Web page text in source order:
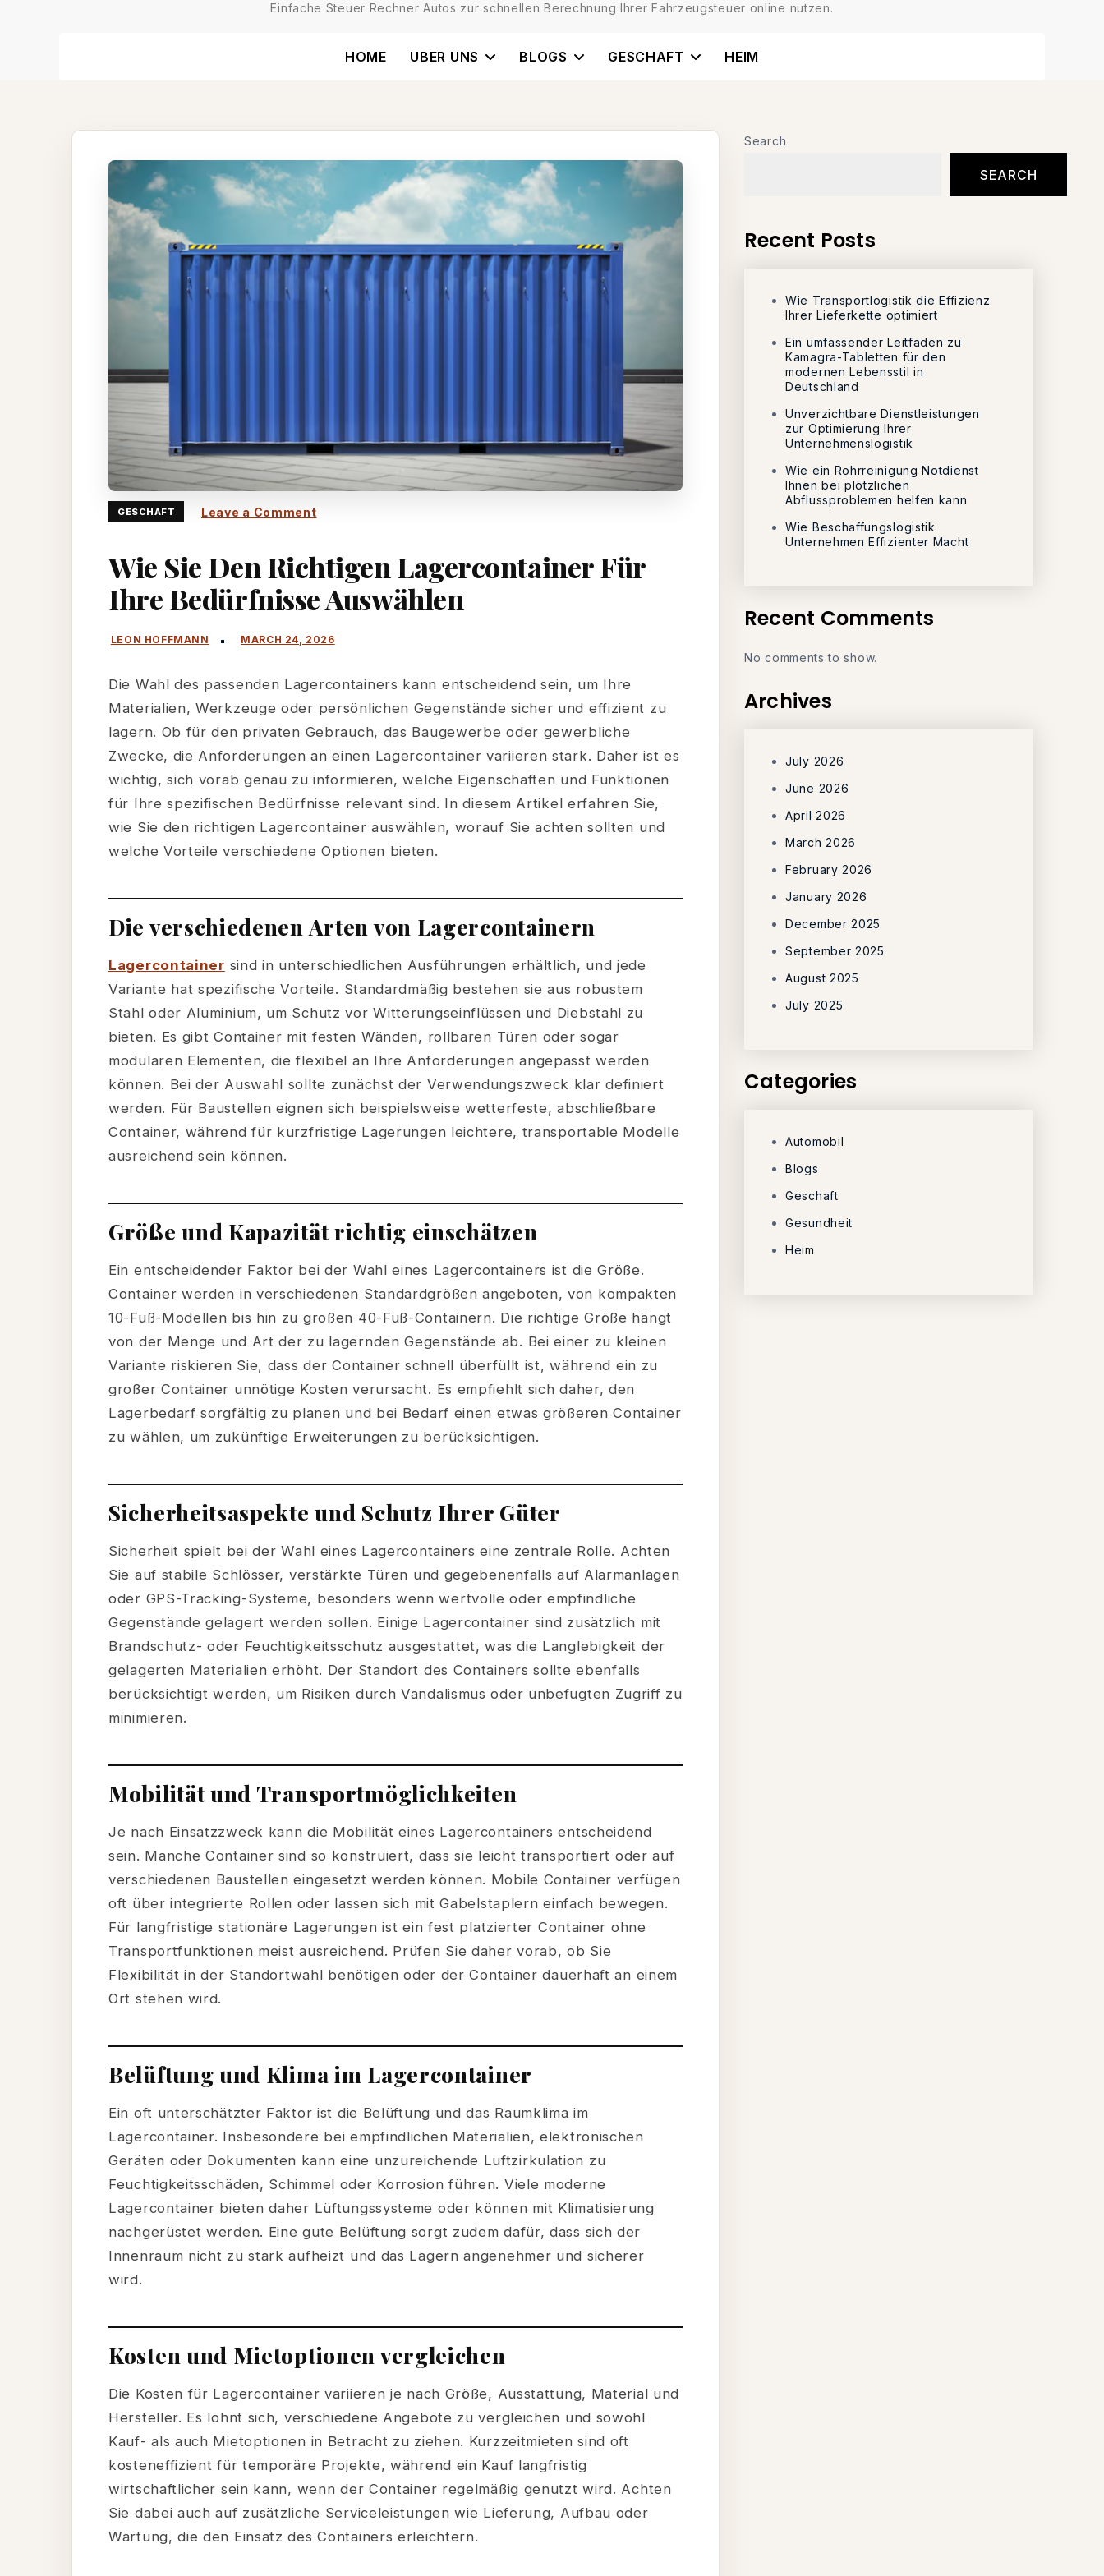
Einfache Steuer Rechner Autos zur schnellen Berechnung Ihrer Fahrzeugsteuer online nutzen.
HOME UBER UNS BLOGS GESCHAFT HEIM
GESCHAFT Leave a Commenton
Sie
den
richtigen
für
auswählen
Wie Sie Den Richtigen Lagercontainer Für
Ihre Bedürfnisse Auswählen
Die Wahl des passenden Lagercontainers kann entscheidend sein, um Ihre
Materialien, Werkzeuge oder persönlichen Gegenstände sicher und effizient zu
lagern. Ob für den privaten Gebrauch, das Baugewerbe oder gewerbliche
Zwecke, die Anforderungen an einen Lagercontainer variieren stark. Daher ist es
wichtig, sich vorab genau zu informieren, welche Eigenschaften und Funktionen
für Ihre spezifischen Bedürfnisse relevant sind. In diesem Artikel erfahren Sie,
wie Sie den richtigen Lagercontainer auswählen, worauf Sie achten sollten und
welche Vorteile verschiedene Optionen bieten.
Die verschiedenen Arten von Lagercontainern
Lagercontainer sind in unterschiedlichen Ausführungen erhältlich, und jede
Variante hat spezifische Vorteile. Standardmäßig bestehen sie aus robustem
Stahl oder Aluminium, um Schutz vor Witterungseinflüssen und Diebstahl zu
bieten. Es gibt Container mit festen Wänden, rollbaren Türen oder sogar
modularen Elementen, die flexibel an Ihre Anforderungen angepasst werden
können. Bei der Auswahl sollte zunächst der Verwendungszweck klar definiert
werden. Für Baustellen eignen sich beispielsweise wetterfeste, abschließbare
Container, während für kurzfristige Lagerungen leichtere, transportable Modelle
ausreichend sein können.
Größe und Kapazität richtig einschätzen
Ein entscheidender Faktor bei der Wahl eines Lagercontainers ist die Größe.
Container werden in verschiedenen Standardgrößen angeboten, von kompakten
10-Fuß-Modellen bis hin zu großen 40-Fuß-Containern. Die richtige Größe hängt
von der Menge und Art der zu lagernden Gegenstände ab. Bei einer zu kleinen
Variante riskieren Sie, dass der Container schnell überfüllt ist, während ein zu
großer Container unnötige Kosten verursacht. Es empfiehlt sich daher, den
Lagerbedarf sorgfältig zu planen und bei Bedarf einen etwas größeren Container
zu wählen, um zukünftige Erweiterungen zu berücksichtigen.
Sicherheitsaspekte und Schutz Ihrer Güter
Sicherheit spielt bei der Wahl eines Lagercontainers eine zentrale Rolle. Achten
Sie auf stabile Schlösser, verstärkte Türen und gegebenenfalls auf Alarmanlagen
oder GPS-Tracking-Systeme, besonders wenn wertvolle oder empfindliche
Gegenstände gelagert werden sollen. Einige Lagercontainer sind zusätzlich mit
Brandschutz- oder Feuchtigkeitsschutz ausgestattet, was die Langlebigkeit der
gelagerten Materialien erhöht. Der Standort des Containers sollte ebenfalls
berücksichtigt werden, um Risiken durch Vandalismus oder unbefugten Zugriff zu
minimieren.
Mobilität und Transportmöglichkeiten
Je nach Einsatzzweck kann die Mobilität eines Lagercontainers entscheidend
sein. Manche Container sind so konstruiert, dass sie leicht transportiert oder auf
verschiedenen Baustellen eingesetzt werden können. Mobile Container verfügen
oft über integrierte Rollen oder lassen sich mit Gabelstaplern einfach bewegen.
Für langfristige stationäre Lagerungen ist ein fest platzierter Container ohne
Transportfunktionen meist ausreichend. Prüfen Sie daher vorab, ob Sie
Flexibilität in der Standortwahl benötigen oder der Container dauerhaft an einem
Ort stehen wird.
Belüftung und Klima im Lagercontainer
Ein oft unterschätzter Faktor ist die Belüftung und das Raumklima im
Lagercontainer. Insbesondere bei empfindlichen Materialien, elektronischen
Geräten oder Dokumenten kann eine unzureichende Luftzirkulation zu
Feuchtigkeitsschäden, Schimmel oder Korrosion führen. Viele moderne
Lagercontainer bieten daher Lüftungssysteme oder können mit Klimatisierung
nachgerüstet werden. Eine gute Belüftung sorgt zudem dafür, dass sich der
Innenraum nicht zu stark aufheizt und das Lagern angenehmer und sicherer
wird.
Kosten und Mietoptionen vergleichen
Die Kosten für Lagercontainer variieren je nach Größe, Ausstattung, Material und
Hersteller. Es lohnt sich, verschiedene Angebote zu vergleichen und sowohl
Kauf- als auch Mietoptionen in Betracht zu ziehen. Kurzzeitmieten sind oft
kosteneffizient für temporäre Projekte, während ein Kauf langfristig
wirtschaftlicher sein kann, wenn der Container regelmäßig genutzt wird. Achten
Sie dabei auch auf zusätzliche Serviceleistungen wie Lieferung, Aufbau oder
Wartung, die den Einsatz des Containers erleichtern.
Search
SEARCH
Recent Posts
Wie Transportlogistik die Effizienz
Ihrer Lieferkette optimiert
Ein umfassender Leitfaden zu
Kamagra-Tabletten für den
modernen Lebensstil in
Deutschland
Unverzichtbare Dienstleistungen
zur Optimierung Ihrer
Unternehmenslogistik
Wie ein Rohrreinigung Notdienst
Ihnen bei plötzlichen
Abflussproblemen helfen kann
Wie Beschaffungslogistik
Unternehmen Effizienter Macht
Recent Comments
No comments to show.
Archives
July 2026
June 2026
April 2026
March 2026
February 2026
January 2026
December 2025
September 2025
August 2025
July 2025
Categories
Automobil
Blogs
Geschaft
Gesundheit
Heim